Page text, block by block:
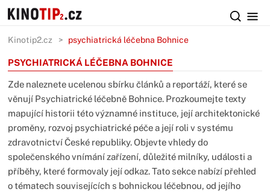
Kinotip2.cz psychiatrická léčebna Bohnice
PSYCHIATRICKÁ LÉČEBNA BOHNICE
Zde naleznete ucelenou sbírku článků a reportáží, které se
věnují Psychiatrické léčebně Bohnice. Prozkoumejte texty
mapující historii této významné instituce, její architektonické
proměny, rozvoj psychiatrické péče a její roli v systému
zdravotnictví České republiky. Objevte vhledy do
společenského vnímání zařízení, důležité milníky, události a
příběhy, které formovaly její odkaz. Tato sekce nabízí přehled
o tématech souvisejících s bohnickou léčebnou, od jejího